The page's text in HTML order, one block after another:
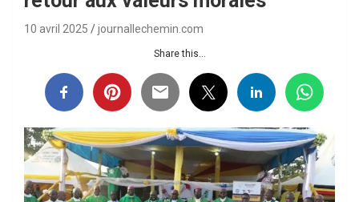
10 avril 2025 journallechemin.com
Share this...